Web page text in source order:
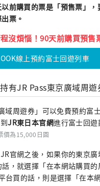
前購買的票是「預售票」，
票。
沒煩惱！90天前購買預售
線上預約富士回遊列車
有JR Pass東京廣域周遊
域周遊券」可以免費預約富
JR東日本官網進行富士回遊
價為15,000日圓
官網之後，如果你的東京廣
，就選擇「在本網站購買的
台買的話，則是選擇「在本